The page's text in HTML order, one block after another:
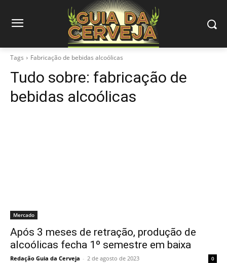
Tags Fabricação de bebidas alcoólicas
Tudo sobre: fabricação de
bebidas alcoólicas
Mercado
Após 3 meses de retração, produção de
alcoólicas fecha 1º semestre em baixa
Redação Guia da Cerveja - 2 de agosto de 2023 0